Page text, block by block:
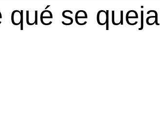
qué se queja